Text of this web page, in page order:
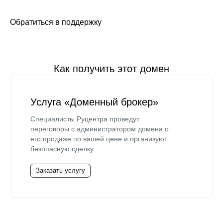
Обратиться в поддержку
Как получить этот домен
Услуга «Доменный брокер»
Специалисты Руцентра проведут
переговоры с администратором домена о
его продаже по вашей цене и организуют
безопасную сделку.
Заказать услугу